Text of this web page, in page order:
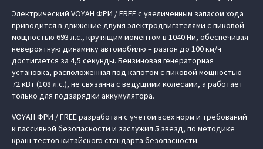
Электрический VOYAH ФРИ / FREE с увеличенным запасом хода
приводится в движение двумя электродвигателями с пиковой
мощностью 693 л.с., крутящим моментом в 1040 Нм, обеспечивая
невероятную динамику автомобилю – разгон до 100 км/ч
достигается за 4,5 секунды. Бензиновая генераторная
установка, расположенная под капотом с пиковой мощностью
72 кВт (108 л.с.), не связанна с ведущими колесами, а работает
только для подзарядки аккумулятора.
VOYAH ФРИ / FREE разработан с учетом всех норм и требований
к пассивной безопасности и заслужил 5 звезд, по методике
краш-тестов китайского стандарта безопасности.